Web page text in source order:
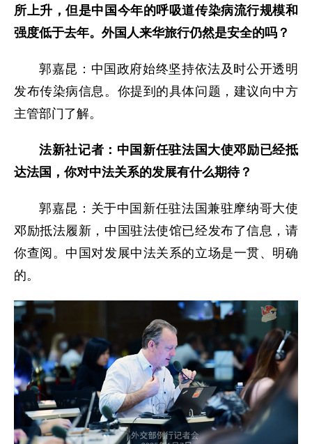
所上升，但是中国今年的呼吸道传染病流行规模和
强度低于去年。外国人来华旅行仍然是安全的吗？
郭嘉昆：中国政府始终坚持依法及时公开透明
发布传染病信息。你提到的具体问题，建议向中方
主管部门了解。
法新社记者：中国新任驻法国大使邓励已经抵
达法国，你对中法关系的发展有什么期待？
郭嘉昆：关于中国新任驻法国兼驻摩纳哥大使
邓励抵法履新，中国驻法使馆已经发布了信息，请
你查阅。中国对发展中法关系的立场是一贯、明确
的。